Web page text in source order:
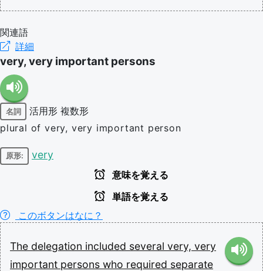
関連語
詳細
very, very important persons
名詞 活用形 複数形
plural of very, very important person
原形: very
意味を覚える
単語を覚える
このボタンはなに？
The delegation included several very, very
important persons who required separate